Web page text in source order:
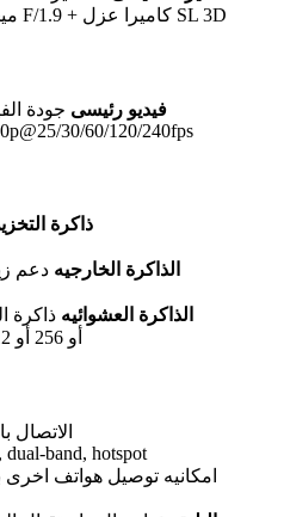
12 ميجا بيكسل فتحة عدسة F/1.9 + كاميرا عزل SL 3D
فيديو رئيسى جودة
30/60/120/240fps
ذاكرة
الذاكرة الخارجيه دعم
الذاكرة العشوائيه ذاكرة
128 أو 256 أو 512 أو 1000 جيجا بايت
الاتصال
band, hotspot
امكانيه توصيل هواتف اخرى